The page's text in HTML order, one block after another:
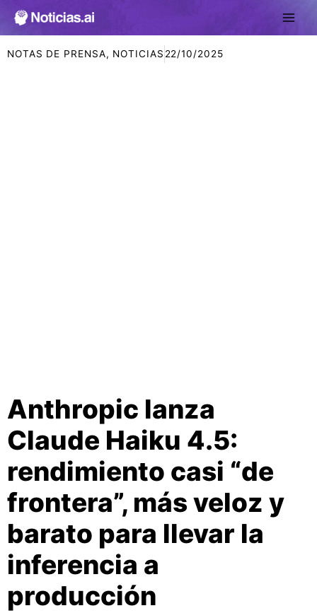
NOTAS DE PRENSA, NOTICIAS 22/10/2025
Anthropic lanza
Claude Haiku 4.5:
rendimiento casi “de
frontera”, más veloz y
barato para llevar la
inferencia a
producción